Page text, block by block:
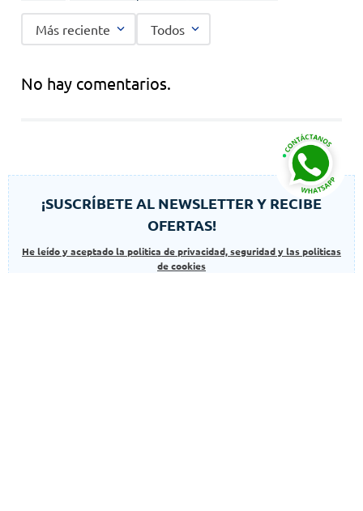
Más reciente Todos
No hay comentarios.
¡SUSCRÍBETE AL NEWSLETTER Y RECIBE
OFERTAS!
He leído y aceptado la politica de privacidad, seguridad y las politicas
de cookies